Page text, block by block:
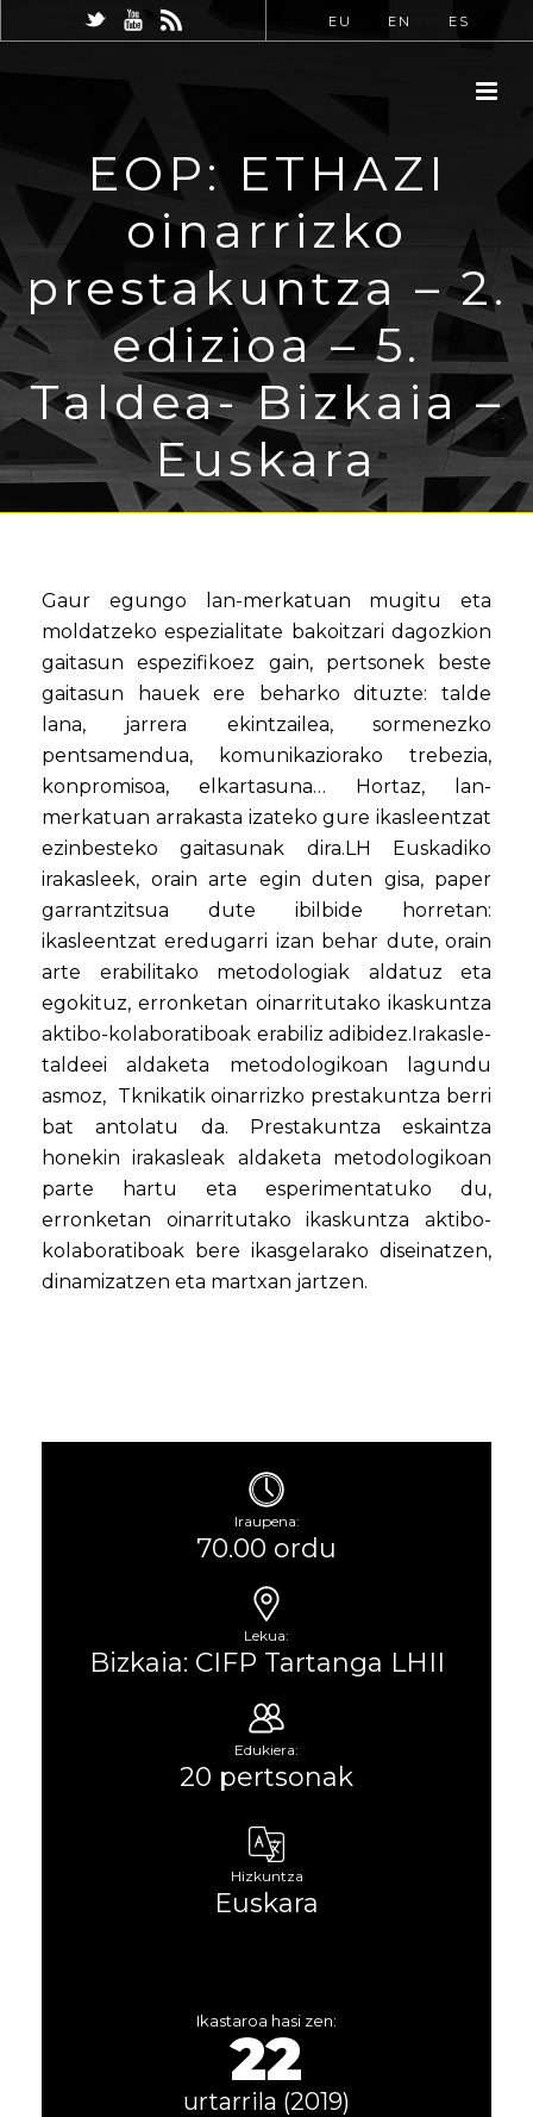
EU EN ES
EOP: ETHAZI
oinarrizko
prestakuntza – 2.
edizioa – 5.
Taldea- Bizkaia –
Euskara
Gaur egungo lan-merkatuan mugitu eta
moldatzeko espezialitate bakoitzari dagozkion
gaitasun espezifikoez gain, pertsonek beste
gaitasun hauek ere beharko dituzte: talde
lana, jarrera ekintzailea, sormenezko
pentsamendua, komunikaziorako trebezia,
konpromisoa, elkartasuna… Hortaz, lan-
merkatuan arrakasta izateko gure ikasleentzat
ezinbesteko gaitasunak dira.LH Euskadiko
irakasleek, orain arte egin duten gisa, paper
garrantzitsua dute ibilbide horretan:
ikasleentzat eredugarri izan behar dute, orain
arte erabilitako metodologiak aldatuz eta
egokituz, erronketan oinarritutako ikaskuntza
aktibo-kolaboratiboak erabiliz adibidez.Irakasle-
taldeei aldaketa metodologikoan lagundu
asmoz, Tknikatik oinarrizko prestakuntza berri
bat antolatu da. Prestakuntza eskaintza
honekin irakasleak aldaketa metodologikoan
parte hartu eta esperimentatuko du,
erronketan oinarritutako ikaskuntza aktibo-
kolaboratiboak bere ikasgelarako diseinatzen,
dinamizatzen eta martxan jartzen.
Iraupena:
70.00 ordu
Lekua:
Bizkaia: CIFP Tartanga LHII
Edukiera:
20 pertsonak
Hizkuntza
Euskara
Ikastaroa hasi zen:
22
urtarrila (2019)